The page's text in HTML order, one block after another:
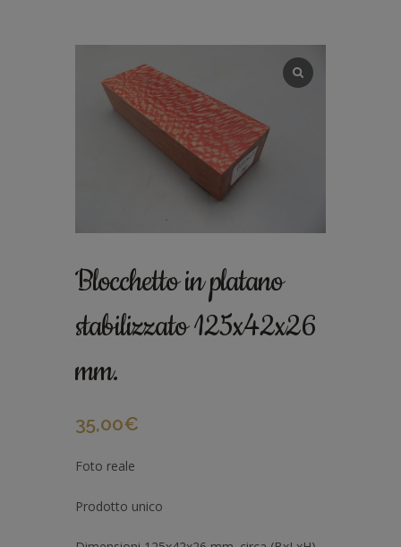
Blocchetto in platano
stabilizzato 125x42x26
mm.
35,00€
Foto reale
Prodotto unico